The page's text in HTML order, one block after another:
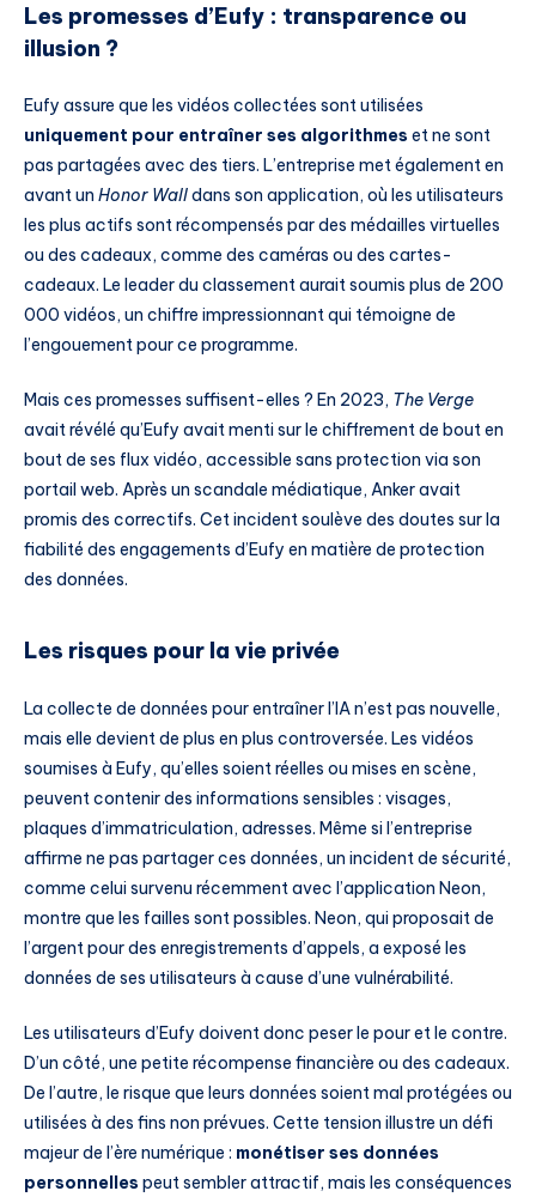
Les promesses d’Eufy : transparence ou
illusion ?
Eufy assure que les vidéos collectées sont utilisées
uniquement pour entraîner ses algorithmes et ne sont
pas partagées avec des tiers. L’entreprise met également en
avant un Honor Walldans son application, où les utilisateurs
les plus actifs sont récompensés par des médailles virtuelles
ou des cadeaux, comme des caméras ou des cartes-
cadeaux. Le leader du classement aurait soumis plus de 200
000 vidéos, un chiffre impressionnant qui témoigne de
l’engouement pour ce programme.
Mais ces promesses suffisent-elles ? En 2023, The Verge
avait révélé qu’Eufy avait menti sur le chiffrement de bout en
bout de ses flux vidéo, accessible sans protection via son
portail web. Après un scandale médiatique, Anker avait
promis des correctifs. Cet incident soulève des doutes sur la
fiabilité des engagements d’Eufy en matière de protection
des données.
Les risques pour la vie privée
La collecte de données pour entraîner l’IA n’est pas nouvelle,
mais elle devient de plus en plus controversée. Les vidéos
soumises à Eufy, qu’elles soient réelles ou mises en scène,
peuvent contenir des informations sensibles : visages,
plaques d’immatriculation, adresses. Même si l’entreprise
affirme ne pas partager ces données, un incident de sécurité,
comme celui survenu récemment avec l’application Neon,
montre que les failles sont possibles. Neon, qui proposait de
l’argent pour des enregistrements d’appels, a exposé les
données de ses utilisateurs à cause d’une vulnérabilité.
Les utilisateurs d’Eufy doivent donc peser le pour et le contre.
D’un côté, une petite récompense financière ou des cadeaux.
De l’autre, le risque que leurs données soient mal protégées ou
utilisées à des fins non prévues. Cette tension illustre un défi
majeur de l’ère numérique : monétiser ses données
personnelles peut sembler attractif, mais les conséquences